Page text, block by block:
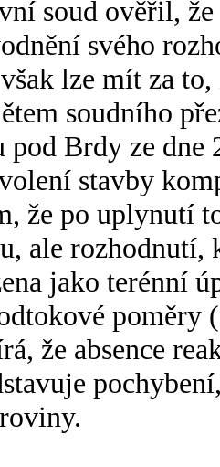
soud ověřil,
svého
lze mít za
soudního
Brdy ze dne
stavby
že po uplynutí
ale rozhodnutí,
jako terénní
poměry
že absence